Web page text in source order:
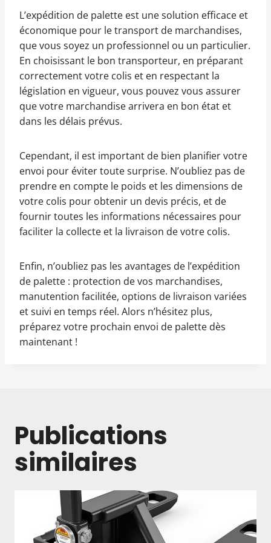
L’expédition de palette est une solution efficace et
économique pour le transport de marchandises,
que vous soyez un professionnel ou un particulier.
En choisissant le bon transporteur, en préparant
correctement votre colis et en respectant la
législation en vigueur, vous pouvez vous assurer
que votre marchandise arrivera en bon état et
dans les délais prévus.
Cependant, il est important de bien planifier votre
envoi pour éviter toute surprise. N’oubliez pas de
prendre en compte le poids et les dimensions de
votre colis pour obtenir un devis précis, et de
fournir toutes les informations nécessaires pour
faciliter la collecte et la livraison de votre colis.
Enfin, n’oubliez pas les avantages de l’expédition
de palette : protection de vos marchandises,
manutention facilitée, options de livraison variées
et suivi en temps réel. Alors n’hésitez plus,
préparez votre prochain envoi de palette dès
maintenant !
Publications
similaires